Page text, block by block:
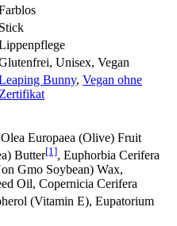
Stick
Unisex, Vegan
Bunny, Vegan ohne
Zertifikat
Europaea (Olive) Fruit
Butter[1], Euphorbia Cerifera
Gmo Soybean) Wax,
Oil, Copernicia Cerifera
(Vitamin E), Eupatorium